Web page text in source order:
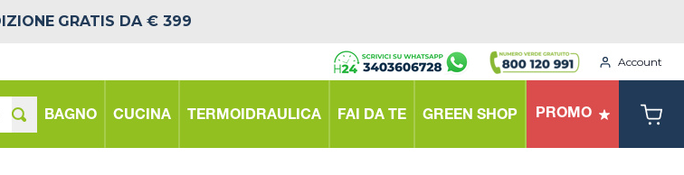
GRATIS DA € 399
Account
BAGNO CUCINA TERMOIDRAULICA FAI DA TE GREEN SHOP PROMO